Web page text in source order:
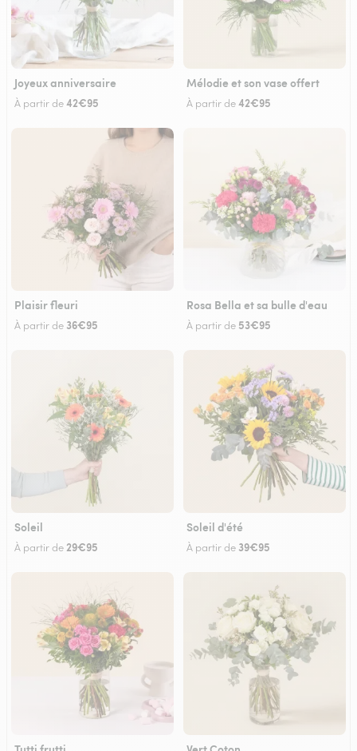
Joyeux anniversaire
À partir de42€95
Mélodie et son vase offert
À partir de42€95
Plaisir fleuri
À partir de 36€95
Rosa Bella et sa bulle d'eau
À partir de 53€95
Soleil
À partir de 29€95
Soleil d'été
À partir de 39€95